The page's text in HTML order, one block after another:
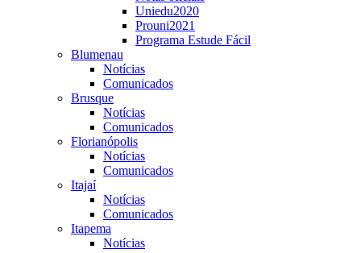
Uniedu2020
Prouni2021
Programa Estude Fácil
Blumenau
Notícias
Comunicados
Brusque
Notícias
Comunicados
Florianópolis
Notícias
Comunicados
Itajaí
Notícias
Comunicados
Itapema
Notícias